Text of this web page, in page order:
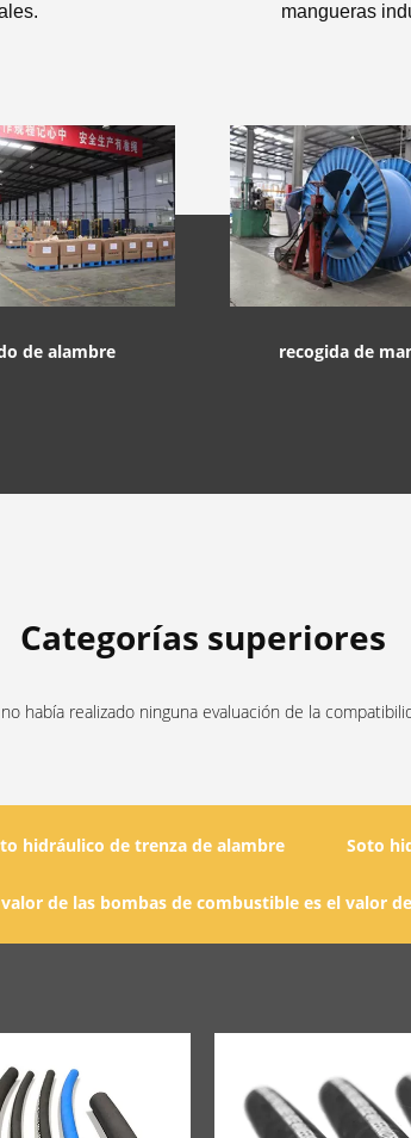
mangueras
de alambre recogida de
Categorías superiores
había realizado ninguna evaluación de la
hidráulico de trenza de alambre Soto
de las bombas de combustible es el valor